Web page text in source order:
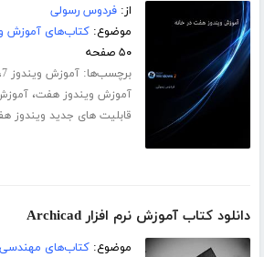
از:فردوس رسولی
موضوع:کتاب‌های آموزش و
۵۰ صفحه
برچسب‌ها:آموزش ویندوز 7
آموزش ویندوز هفت،
قابلیت های جدید ویندوز
دانلود کتاب آموزش نرم افزار Archicad
موضوع:کتاب‌های